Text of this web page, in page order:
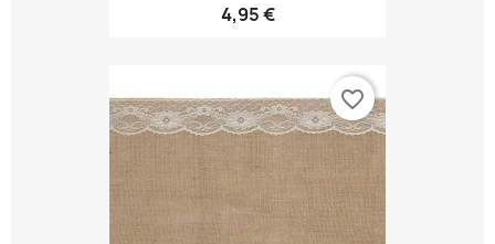
4,95 €
favorite_border